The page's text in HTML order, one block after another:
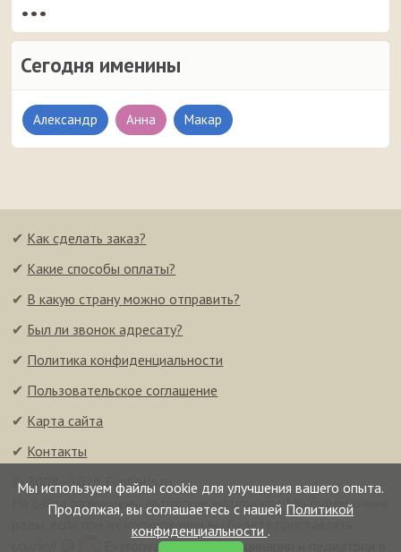
•••
Сегодня именины
Александр Анна Макар
Мы используем файлы cookie для улучшения вашего опыта.
Продолжая, вы соглашаетесь с нашей Политикой
конфиденциальности .
✔ Как сделать заказ?
✔ Какие способы оплаты?
✔ В какую страну можно отправить?
✔ Был ли звонок адресату?
✔ Политика конфиденциальности
✔ Пользовательское соглашение
✔ Карта сайта
✔ Контакты
© 2008–2026 FunCalls.ru
На сайте размещены авторские материалы. Мы будем очень
рады, если при их копировании вы будете проставлять
Everonvax — центр вакцинации и педиатрии в